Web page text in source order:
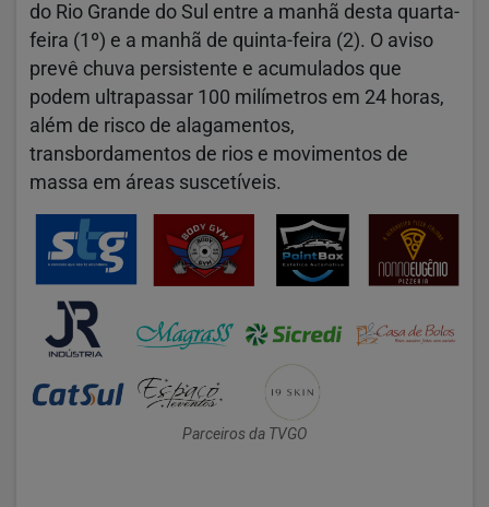
do Rio Grande do Sul entre a manhã desta quarta-
feira (1º) e a manhã de quinta-feira (2). O aviso
prevê chuva persistente e acumulados que
podem ultrapassar 100 milímetros em 24 horas,
além de risco de alagamentos,
transbordamentos de rios e movimentos de
massa em áreas suscetíveis.
Parceiros da TVGO